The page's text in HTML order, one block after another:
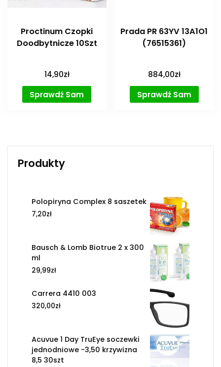
Proctinum Czopki
Doodbytnicze 10Szt
14,90zł
Sprawdź Sam
Prada PR 63YV 13A1O1
(76515361)
884,00zł
Sprawdź Sam
Produkty
Polopiryna Complex 8 saszetek
7,20zł
Bausch & Lomb Biotrue 2 x 300
ml
29,99zł
Carrera 4410 003
320,00zł
Acuvue 1 Day TruEye soczewki
jednodniowe -3,50 krzywizna
8,5 30szt